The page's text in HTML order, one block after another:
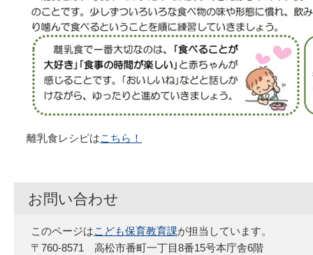
離乳食レシピはこちら！
お問い合わせ
このページはこども保育教育課が担当しています。
〒760-8571 高松市番町一丁目8番15号本庁舎6階